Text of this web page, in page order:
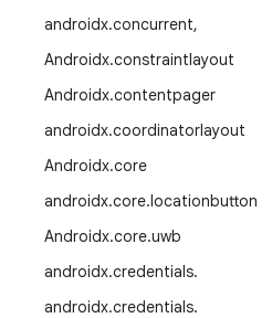
androidx.concurrent,
Androidx.constraintlayout
Androidx.contentpager
androidx.coordinatorlayout
Androidx.core
androidx.core.locationbutton
Androidx.core.uwb
androidx.credentials.
androidx.credentials.